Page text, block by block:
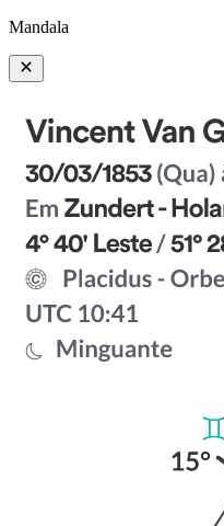
Mandala